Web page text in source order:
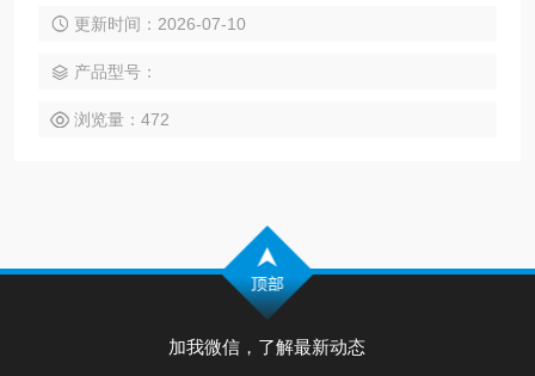
5℃）、超洁净低温冷灌装（4-15℃）。
更新时间：2026-07-10
产品型号：
浏览量：472
加我微信，了解最新动态